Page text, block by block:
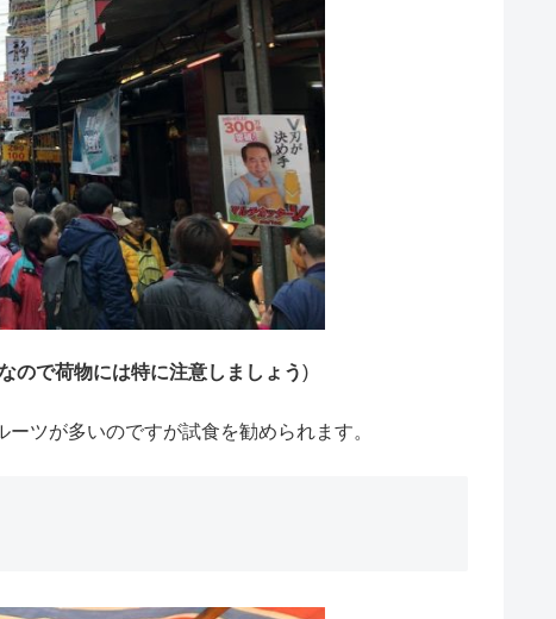
ので荷物には特に注意しましょう)
ツが多いのですが試食を勧められます。